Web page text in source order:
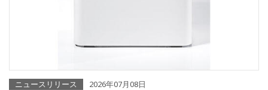
ニュースリリース 2026年07月08日